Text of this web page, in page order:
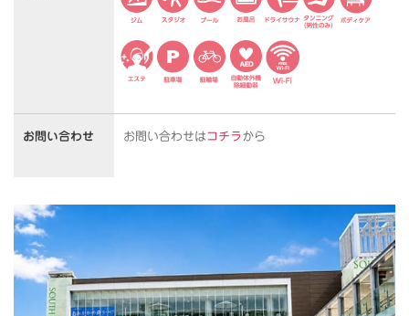
お問い合わせ お問い合わせはコチラから